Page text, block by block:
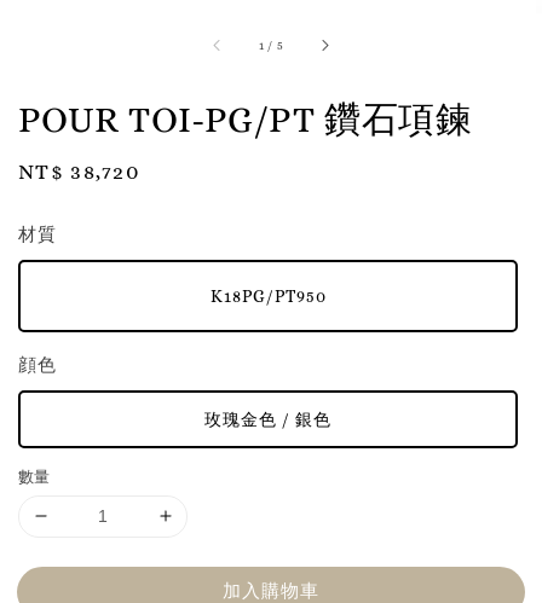
1 / 5
POUR TOI-PG/PT 鑽石項鍊
Regular
NT$ 38,720
材質
K18PG/PT950
顔色
玫瑰金色 / 銀色
數量
加入購物車